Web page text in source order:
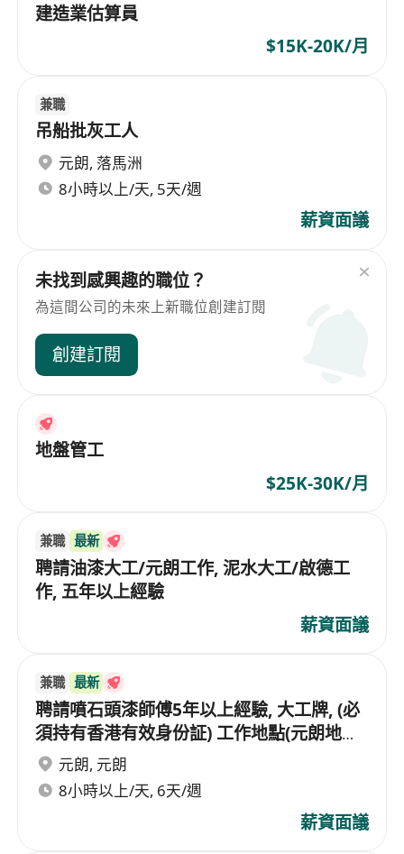
建造業估算員
$15K-20K/月
兼職
吊船批灰工人
元朗, 落馬洲
8小時以上/天, 5天/週
薪資面議
未找到感興趣的職位？
為這間公司的未來上新職位創建訂閱
創建訂閱
地盤管工
$25K-30K/月
兼職 最新
聘請油漆大工/元朗工作, 泥水大工/啟德工
作, 五年以上經驗
薪資面議
兼職 最新
聘請噴石頭漆師傅5年以上經驗, 大工牌, (必
須持有香港有效身份証) 工作地點(元朗地
盤),元朗, 元朗
8小時以上/天, 6天/週
薪資面議